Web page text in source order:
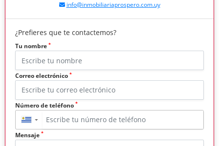
info@inmobiliariaprospero.com.uy
¿Prefieres que te contactemos?
Tu nombre *
Correo electrónico *
Número de teléfono *
▼
Mensaje *